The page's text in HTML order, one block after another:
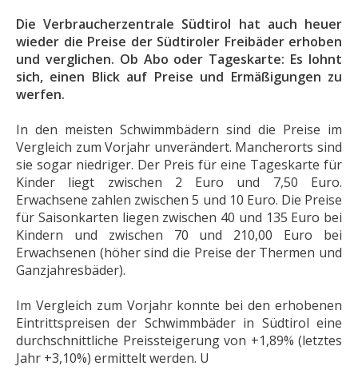
Die Verbraucherzentrale Südtirol hat auch heuer
wieder die Preise der Südtiroler Freibäder erhoben
und verglichen. Ob Abo oder Tageskarte: Es lohnt
sich, einen Blick auf Preise und Ermäßigungen zu
werfen.
In den meisten Schwimmbädern sind die Preise im
Vergleich zum Vorjahr unverändert. Mancherorts sind
sie sogar niedriger. Der Preis für eine Tageskarte für
Kinder liegt zwischen 2 Euro und 7,50 Euro.
Erwachsene zahlen zwischen 5 und 10 Euro. Die Preise
für Saisonkarten liegen zwischen 40 und 135 Euro bei
Kindern und zwischen 70 und 210,00 Euro bei
Erwachsenen (höher sind die Preise der Thermen und
Ganzjahresbäder).
Im Vergleich zum Vorjahr konnte bei den erhobenen
Eintrittspreisen der Schwimmbäder in Südtirol eine
durchschnittliche Preissteigerung von +1,89% (letztes
Jahr +3,10%) ermittelt werden. U